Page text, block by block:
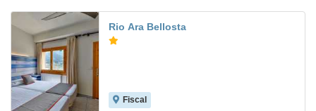
Rio Ara Bellosta
Fiscal